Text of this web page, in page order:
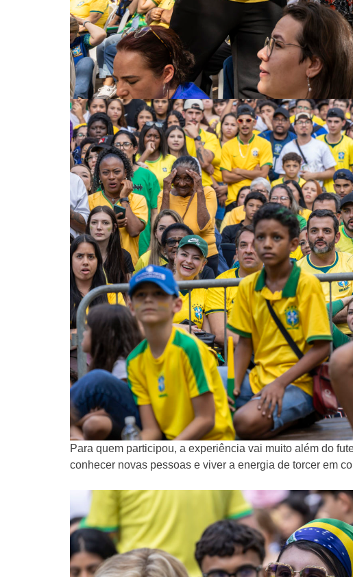
Para quem participou, a experiência vai muito além do
conhecer novas pessoas e viver a energia de torcer em